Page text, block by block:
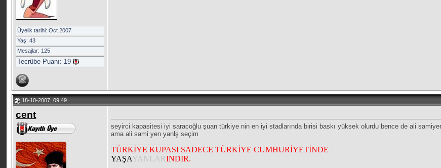
Üyelik tarihi: Oct 2007
Yaş: 43
Mesajlar: 125
Tecrübe Puanı: 19
18-10-2007, 09:49
cent
seyirci kapasitesi iyi saracoğlu şuan türkiye nin en iyi stadlarında birisi baskı yüksek olurdu bence de ali
ama ali sami yen yanlş seçim
TÜRKİYE KUPASI SADECE TÜRKİYE CUMHURİYETİNDE
YAŞAYANLARINDIR.